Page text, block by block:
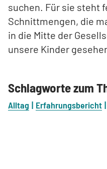
suchen. Für sie steht
Schnittmengen, die
in die Mitte der
unsere Kinder
Schlagworte zum
Alltag Erfahrungsbericht